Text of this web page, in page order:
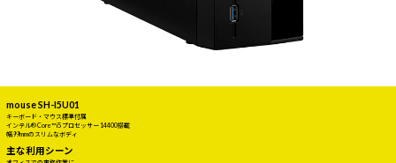
mouse SH-I5U01
キーボード・マウス標準付属
インテル® Core™ i5 プロセッサー 14400搭載
幅99mmのスリムなボディ
主な利用シーン